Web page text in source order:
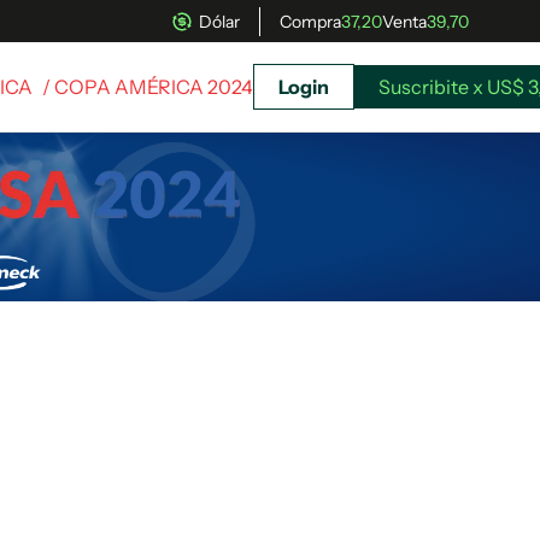
Dólar Compra37,20Venta39,70
ahora a El Observador y elegí hasta
donde llegar.
/ COPA AMÉRICA 2024 Login Suscribite x US$